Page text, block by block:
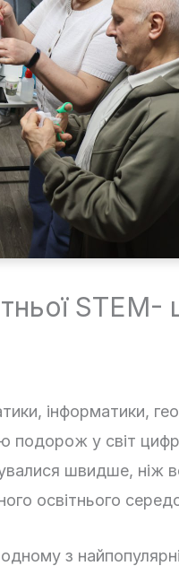
інформатики,
у світ
швидше, ніж
освітнього
з